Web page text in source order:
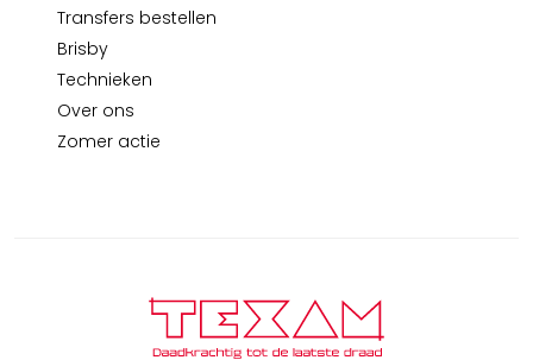
Transfers bestellen
Brisby
Technieken
Over ons
Zomer actie